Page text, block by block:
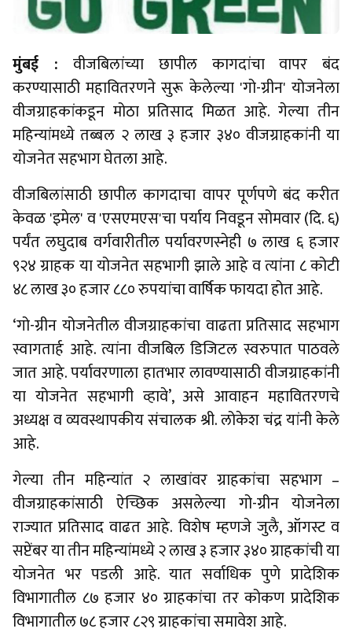
मुंबई :वीजबिलांच्या छापील कागदांचा वापर बंद
करण्यासाठी महावितरणने सुरू केलेल्या 'गो-ग्रीन' योजनेला
वीजग्राहकांकडून मोठा प्रतिसाद मिळत आहे. गेल्या तीन
महिन्यांमध्ये तब्बल २ लाख ३ हजार ३४० वीजग्राहकांनी या
योजनेत सहभाग घेतला आहे.
वीजबिलांसाठी छापील कागदाचा वापर पूर्णपणे बंद करीत
केवळ 'इमेल' व 'एसएमएस'चा पर्याय निवडून सोमवार (दि. ६)
पर्यंत लघुदाब वर्गवारीतील पर्यावरणस्नेही ७ लाख ६ हजार
९२४ ग्राहक या योजनेत सहभागी झाले आहे व त्यांना ८ कोटी
४८ लाख ३० हजार ८८० रुपयांचा वार्षिक फायदा होत आहे.
‘गो-ग्रीन योजनेतील वीजग्राहकांचा वाढता प्रतिसाद सहभाग
स्वागतार्ह आहे. त्यांना वीजबिल डिजिटल स्वरुपात पाठवले
जात आहे. पर्यावरणाला हातभार लावण्यासाठी वीजग्राहकांनी
या योजनेत सहभागी व्हावे’, असे आवाहन महावितरणचे
अध्यक्ष व व्यवस्थापकीय संचालक श्री. लोकेश चंद्र यांनी केले
आहे.
गेल्या तीन महिन्यांत २ लाखांवर ग्राहकांचा सहभाग –
वीजग्राहकांसाठी ऐच्छिक असलेल्या गो-ग्रीन योजनेला
राज्यात प्रतिसाद वाढत आहे. विशेष म्हणजे जुलै, ऑगस्ट व
सप्टेंबर या तीन महिन्यांमध्ये २ लाख ३ हजार ३४० ग्राहकांची या
योजनेत भर पडली आहे. यात सर्वाधिक पुणे प्रादेशिक
विभागातील ८७ हजार ४० ग्राहकांचा तर कोकण प्रादेशिक
विभागातील ७८ हजार ८२९ ग्राहकांचा समावेश आहे.